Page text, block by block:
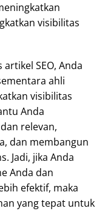
visibilitas
SEO, Anda
ahli
visibilitas
Anda
relevan,
dan membangun
Jadi, jika Anda
Anda dan
efektif, maka
yang tepat untuk